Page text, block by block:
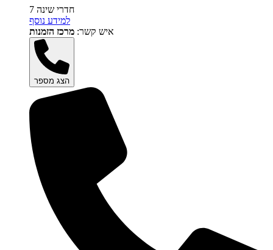
7 חדרי שינה
למידע נוסף
איש קשר: מרכז הזמנות
הצג מספר